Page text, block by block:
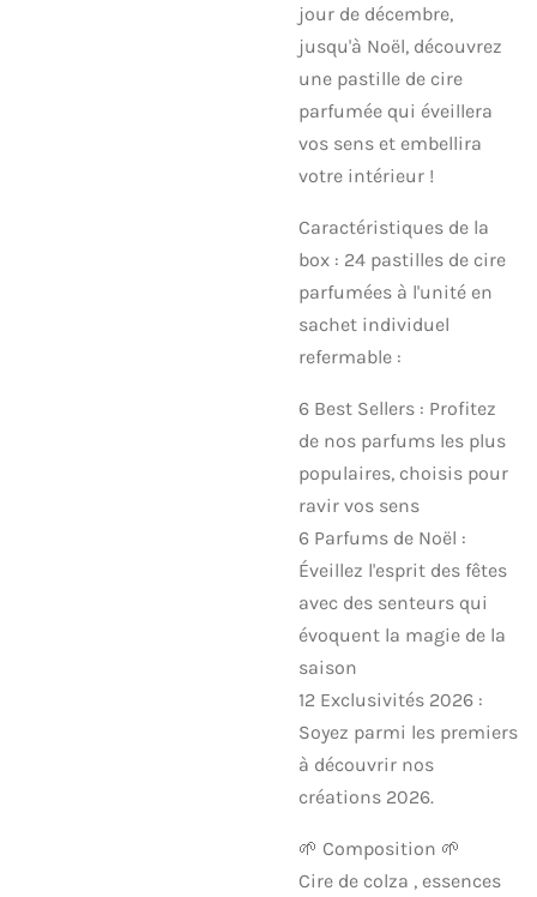
jour de décembre,
jusqu'à Noël, découvrez
une pastille de cire
parfumée qui éveillera
vos sens et embellira
votre intérieur !
Caractéristiques de la
box : 24 pastilles de cire
parfumées à l'unité en
sachet individuel
refermable :
6 Best Sellers : Profitez
de nos parfums les plus
populaires, choisis pour
ravir vos sens
6 Parfums de Noël :
Éveillez l'esprit des fêtes
avec des senteurs qui
évoquent la magie de la
saison
12 Exclusivités 2026 :
Soyez parmi les premiers
à découvrir nos
créations 2026.
🌱 Composition 🌱
Cire de colza , essences